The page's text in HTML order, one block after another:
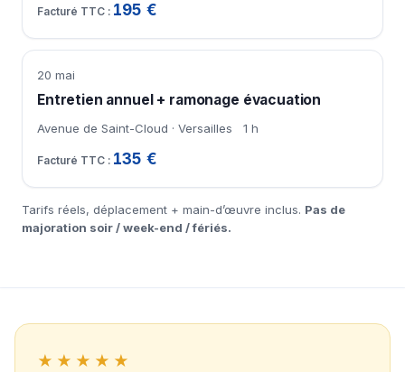
195 €
20 mai
Entretien annuel + ramonage évacuation
Avenue de Saint-Cloud · Versailles 1 h
135 €
Tarifs réels, déplacement + main-d’œuvre inclus. Pas de
majoration soir / week-end / fériés.
★★★★★